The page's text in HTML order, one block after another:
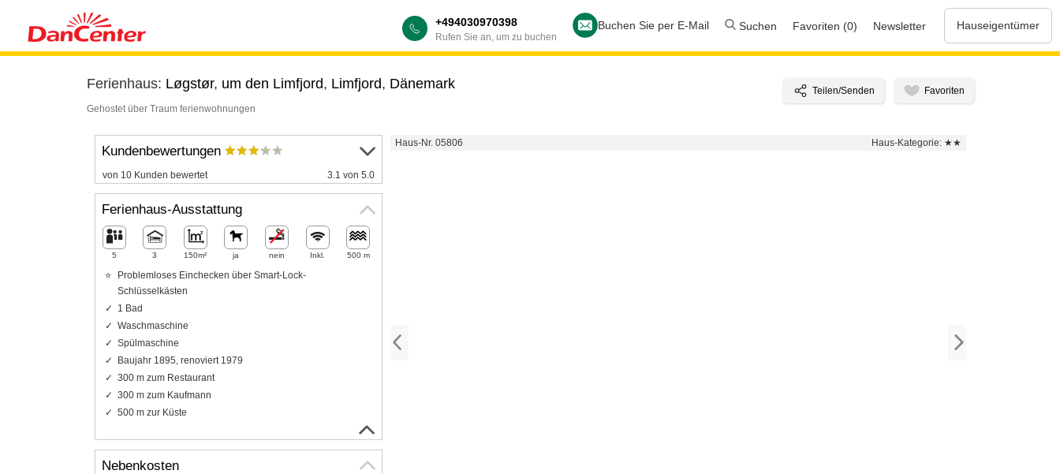
+494030970398
Rufen Sie an, um zu buchen
Buchen Sie per E-Mail Suchen Favoriten (0) Newsletter Hauseigentümer
Ferienhaus: Løgstør, um den Limfjord, Limfjord, Dänemark
Gehostet über Traum ferienwohnungen
Haus-Nr. 05806 Haus-Kategorie: ★★
Kundenbewertungen
von 10 Kunden bewertet 3.1 von 5.0
Ferienhaus-Ausstattung
5 3 150m² ja nein Inkl. 500 m
Problemloses Einchecken über Smart-Lock-
Schlüsselkästen
1 Bad
Waschmaschine
Spülmaschine
Baujahr 1895, renoviert 1979
300 m zum Restaurant
300 m zum Kaufmann
500 m zur Küste
Nebenkosten